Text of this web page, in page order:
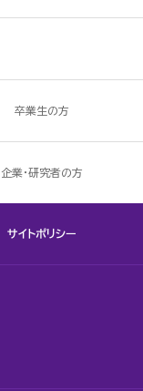
卒業生の方
企業・研究者の方
サイトポリシー